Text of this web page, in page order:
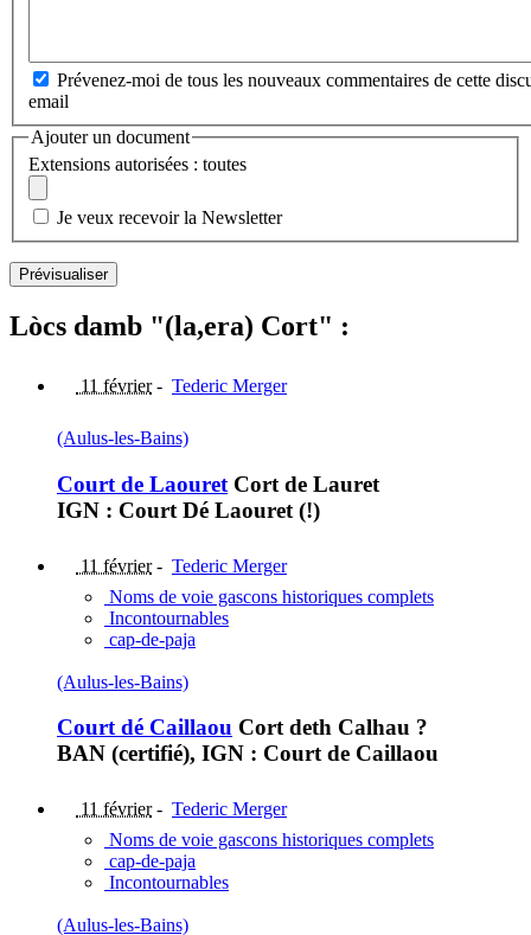
Prévenez-moi de tous les nouveaux commentaires de cette
email
Ajouter un document
Extensions autorisées : toutes
Je veux recevoir la Newsletter
Lòcs damb "(la,era) Cort" :
11 février- Tederic Merger
(Aulus-les-Bains)
Court de Laouret Cort de Lauret
IGN : Court Dé Laouret (!)
11 février- Tederic Merger
Noms de voie gascons historiques complets
Incontournables
cap-de-paja
(Aulus-les-Bains)
Court dé Caillaou Cort deth Calhau ?
BAN (certifié), IGN : Court de Caillaou
11 février- Tederic Merger
Noms de voie gascons historiques complets
cap-de-paja
Incontournables
(Aulus-les-Bains)